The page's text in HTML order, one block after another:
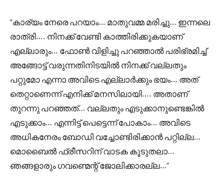
“കാര്യം നേരെ പറയാം… മാതുവമ്മ മരിച്ചു… ഇന്നലെ
രാത്രി…. നിനക്ക് വേണ്ടി കാത്തിരിക്കുകയാണ്
എല്ലാരും… ഫോൺ വിളിച്ചു പറഞ്ഞാൽ പരിഭ്രമിച്ച്
അങ്ങോട്ട് വരുന്നതിനിടയിൽ നിനക്ക് വല്ലതും
പറ്റുമോ എന്നാ അവിടെ എല്ലാർക്കും ഭയം… അത്
തെറ്റാണെന്ന് എനിക്ക് മനസിലായി…. അതാണ്‌
തുറന്നു പറഞ്ഞത്… വല്ലതും എടുക്കാനുണ്ടെങ്കിൽ
എടുക്കാം… എന്നിട്ട് പെട്ടെന്ന് പോകാം… അവിടെ
അധികനേരം ബോഡി വച്ചോണ്ടിരിക്കാൻ പറ്റില്ല…
മൊബൈൽ ഫ്രീസറിന് വാടക കൂടുതലാ…
ഞങ്ങളാരും ഗവണ്മെന്റ് ജോലിക്കാരല്ല…”